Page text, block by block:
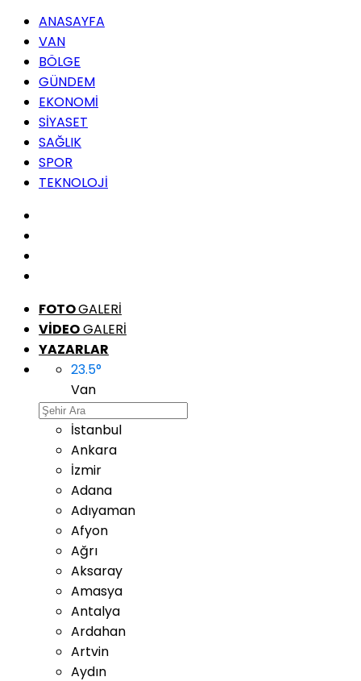
ANASAYFA
VAN
BÖLGE
GÜNDEM
EKONOMİ
SİYASET
SAĞLIK
SPOR
TEKNOLOJİ
FOTOGALERİ
VİDEOGALERİ
YAZARLAR
23.5°
Van
İstanbul
Ankara
İzmir
Adana
Adıyaman
Afyon
Ağrı
Aksaray
Amasya
Antalya
Ardahan
Artvin
Aydın